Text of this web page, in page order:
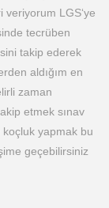
LGS‘ye
tecrüben
takip ederek
aldığım en
zaman
etmek sınav
yapmak bu
geçebilirsiniz